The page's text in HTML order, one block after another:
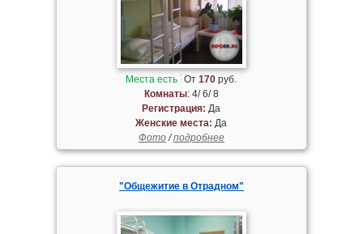
Места есть От170 руб.
Комнаты: 4/ 6/ 8
Регистрация: Да
Женские места: Да
Фото/подробнее
"Общежитие в Отрадном"